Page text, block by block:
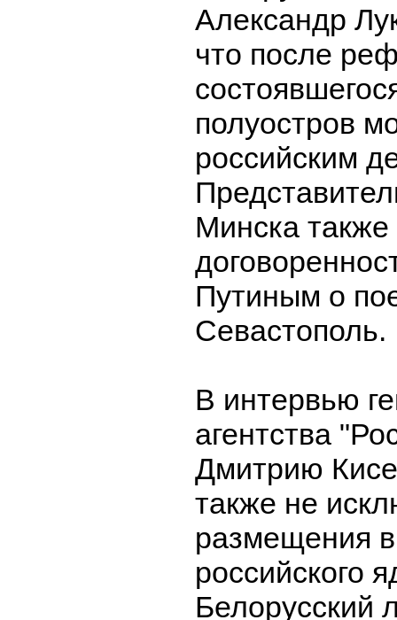
Александр
что после
полуостров
российским
Минска также
Путиным о
Севастополь.
В интервью
агентства
Дмитрию
также не
размещения
российского
Белорусский